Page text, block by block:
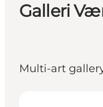
Galleri
Multi-art